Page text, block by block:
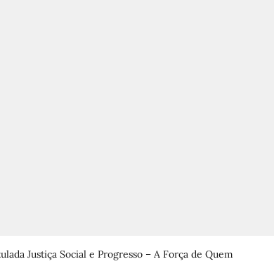
Justiça Social e Progresso – A Força de Quem